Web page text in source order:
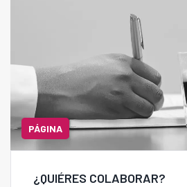
PÁGINA
¿QUIÉRES COLABORAR?